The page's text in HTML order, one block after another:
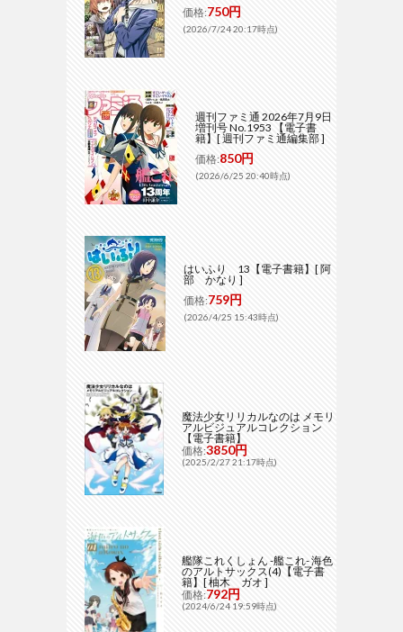
価格:750円
(2026/7/24 20:17時点)
週刊ファミ通 2026年7月9日
増刊号 No.1953 【電子書
籍】[ 週刊ファミ通編集部 ]
価格:850円
(2026/6/25 20:40時点)
はいふり 13【電子書籍】[ 阿
部 かなり ]
価格:759円
(2026/4/25 15:43時点)
魔法少女リリカルなのは メモリ
アルビジュアルコレクション
【電子書籍】
価格:3850円
(2025/2/27 21:17時点)
艦隊これくしょん -艦これ- 海色
のアルトサックス(4)【電子書
籍】[ 柚木 ガオ ]
価格:792円
(2024/6/24 19:59時点)